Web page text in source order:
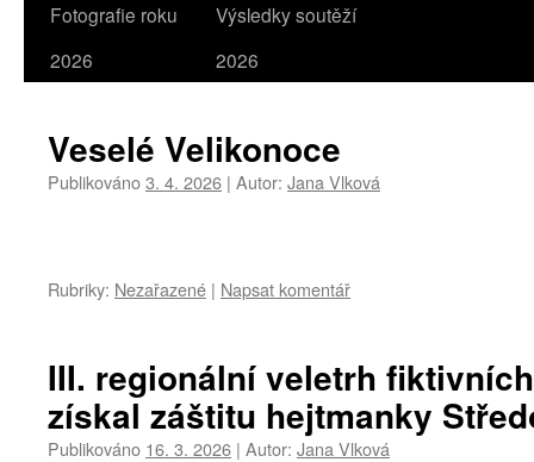
Fotografie roku
2026
Výsledky soutěží
2026
Veselé Velikonoce
Publikováno3. 4. 2026 | Autor: Jana Vlková
Rubriky: Nezařazené | Napsat komentář
III. regionální veletrh
získal záštitu hejtmanky
Publikováno 16. 3. 2026 | Autor: Jana Vlková